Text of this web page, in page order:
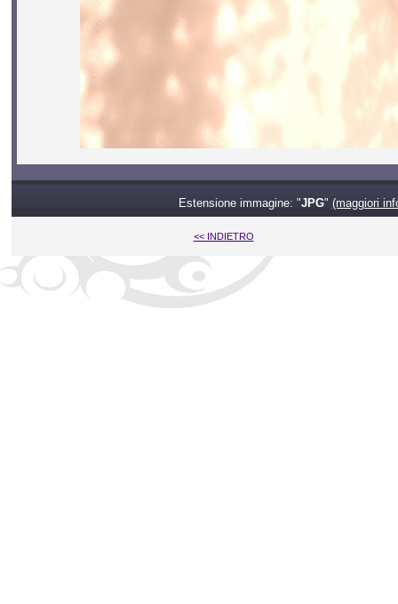
Estensione immagine: "JPG" (maggiori
<< INDIETRO